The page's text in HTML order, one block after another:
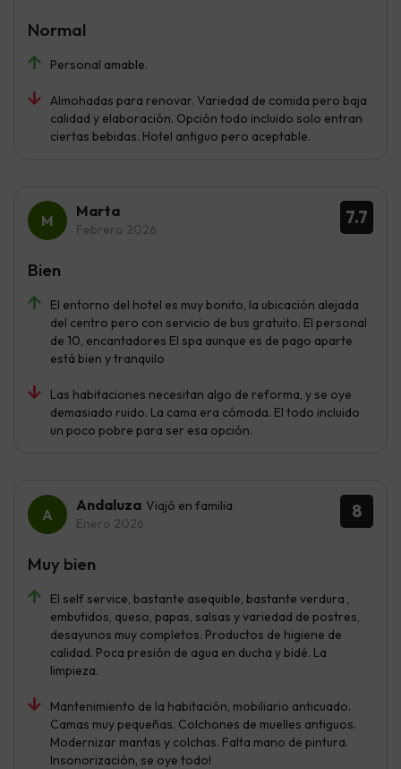
Personal amable.
Almohadas para renovar. Variedad de comida pero baja
calidad y elaboración. Opción todo incluido solo entran
ciertas bebidas. Hotel antiguo pero aceptable.
Normal
7.7
Marta
Febrero 2026
El entorno del hotel es muy bonito, la ubicación alejada
del centro pero con servicio de bus gratuito. El personal
de 10, encantadores El spa aunque es de pago aparte
está bien y tranquilo
Las habitaciones necesitan algo de reforma, y se oye
demasiado ruido. La cama era cómoda. El todo incluido
un poco pobre para ser esa opción.
Bien
8
Andaluza Viajó en familia
Enero 2026
El self service, bastante asequible, bastante verdura ,
embutidos, queso, papas, salsas y variedad de postres,
desayunos muy completos. Productos de higiene de
calidad. Poca presión de agua en ducha y bidé. La
limpieza.
Mantenimiento de la habitación, mobiliario anticuado.
Camas muy pequeñas. Colchones de muelles antiguos.
Modernizar mantas y colchas. Falta mano de pintura.
Insonorización, se oye todo!
Muy bien